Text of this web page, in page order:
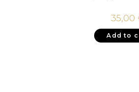
35,00
Add to